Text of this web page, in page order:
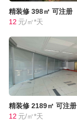
精装修 398㎡ 可注册
12 元/㎡*天
精装修 2189㎡ 可注册
12 元/㎡*天